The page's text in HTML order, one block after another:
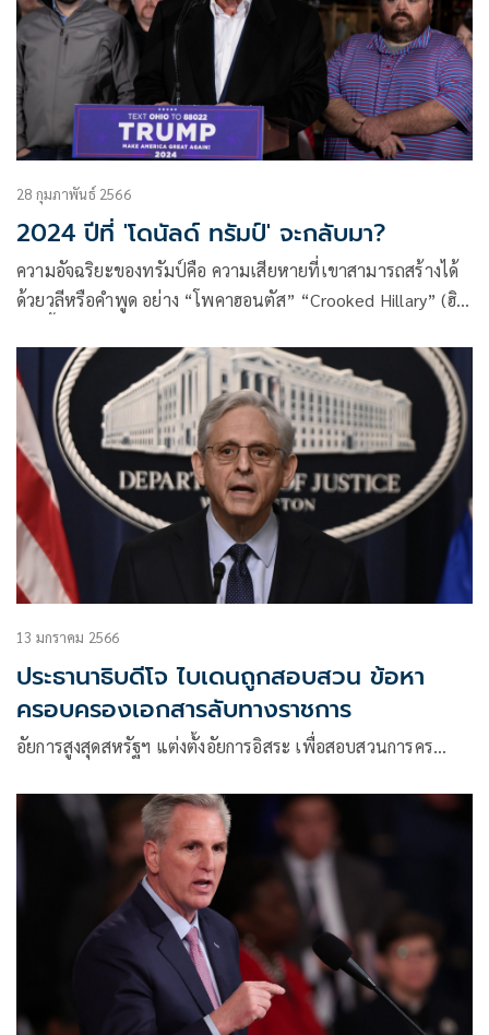
28 กุมภาพันธ์ 2566
2024 ปีที่ 'โดนัลด์ ทรัมป์' จะกลับมา?
ความอัจฉริยะของทรัมป์คือ ความเสียหายที่เขาสามารถสร้างได้
ด้วยวลีหรือคำพูด อย่าง “โพคาฮอนตัส” “Crooked Hillary” (ฮิล
13 มกราคม 2566
ประธานาธิบดีโจ ไบเดนถูกสอบสวน ข้อหา
ครอบครองเอกสารลับทางราชการ
อัยการสูงสุดสหรัฐฯ แต่งตั้งอัยการอิสระ เพื่อสอบสวนการคร…